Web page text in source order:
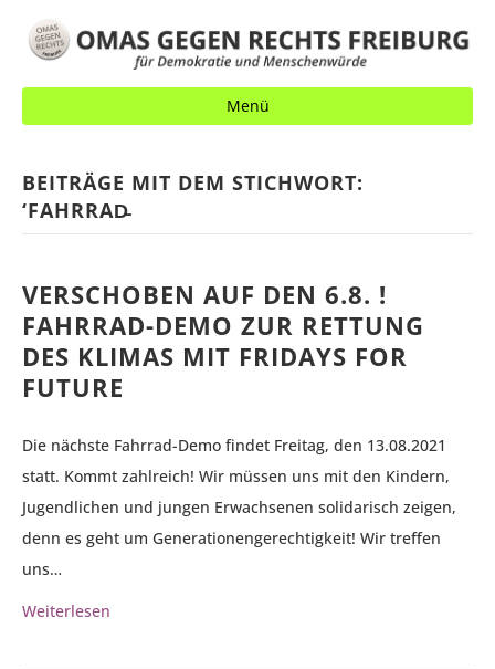
Menü
BEITRÄGE MIT DEM STICHWORT:
‘FAHRRAD̵
VERSCHOBEN AUF DEN 6.8. !
FAHRRAD-DEMO ZUR RETTUNG
DES KLIMAS MIT FRIDAYS FOR
FUTURE
Die nächste Fahrrad-Demo findet Freitag, den 13.08.2021
statt. Kommt zahlreich! Wir müssen uns mit den Kindern,
Jugendlichen und jungen Erwachsenen solidarisch zeigen,
denn es geht um Generationengerechtigkeit! Wir treffen
uns…
Weiterlesen